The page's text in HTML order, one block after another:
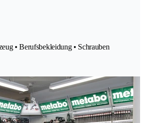
• Berufsbekleidung • Schrauben